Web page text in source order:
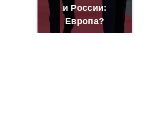
и России:
Европа?